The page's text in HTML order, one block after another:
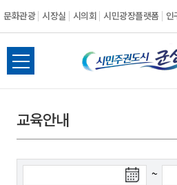
문화관광 시장실 시의회 시민광장플랫폼 인
시
민
권
전
체
뉴
열
교육안내
~